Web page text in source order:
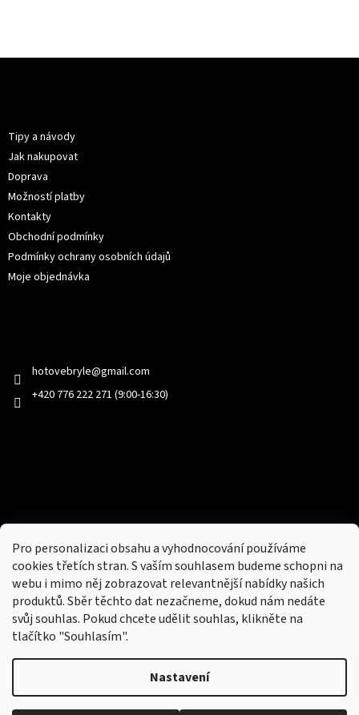
Pro personalizaci obsahu a vyhodnocování používáme
cookies třetích stran. S vaším souhlasem budeme schopni na
webu i mimo něj zobrazovat relevantnější nabídky našich
produktů. Sběr těchto dat nezačneme, dokud nám nedáte
svůj souhlas. Pokud chcete udělit souhlas, klikněte na
tlačítko "Souhlasím".
Nastavení
Tipy a návody
Jak nakupovat
Doprava
Možností platby
Kontakty
Obchodní podmínky
Podmínky ochrany osobních údajů
Moje objednávka
hotovebryle@gmail.com
+420 776 222 271 (9:00-16:30)
Nový obchod s batohy, cestovními zavazadly, tašky a peněženky